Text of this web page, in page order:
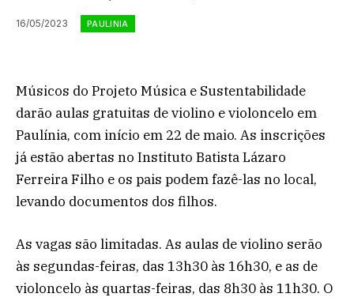
16/05/2023 PAULINIA
Músicos do Projeto Música e Sustentabilidade
darão aulas gratuitas de violino e violoncelo em
Paulínia, com início em 22 de maio. As inscrições
já estão abertas no Instituto Batista Lázaro
Ferreira Filho e os pais podem fazê-las no local,
levando documentos dos filhos.
As vagas são limitadas. As aulas de violino serão
às segundas-feiras, das 13h30 às 16h30, e as de
violoncelo às quartas-feiras, das 8h30 às 11h30. O